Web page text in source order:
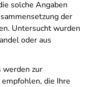
solche Angaben
der
Untersucht wurden
oder aus
werden zur
die Ihre